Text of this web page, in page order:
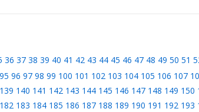
36 37 38 39 40 41 42 43 44 45 46 47 48 49 50 51
95 96 97 98 99 100 101 102 103 104 105 106 107
139 140 141 142 143 144 145 146 147 148 149 150
182 183 184 185 186 187 188 189 190 191 192 193